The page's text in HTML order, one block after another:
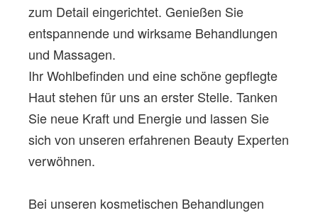
zum Detail eingerichtet. Genießen Sie
entspannende und wirksame Behandlungen
und Massagen.
Ihr Wohlbefinden und eine schöne gepflegte
Haut stehen für uns an erster Stelle. Tanken
Sie neue Kraft und Energie und lassen Sie
sich von unseren erfahrenen Beauty Experten
verwöhnen.
Bei unseren kosmetischen Behandlungen